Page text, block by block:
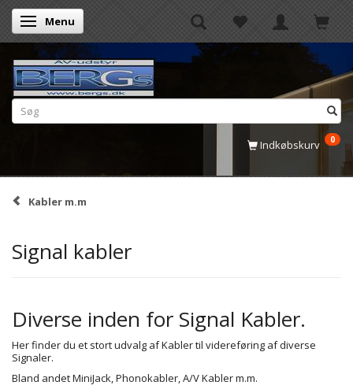
Skifte navigation
Menu
Indkøbskurv 0
Kabler m.m
Signal kabler
Diverse inden for Signal Kabler.
Her finder du et stort udvalg af Kabler til videreføring af diverse
Signaler.
Bland andet MiniJack, Phonokabler, A/V Kabler m.m.